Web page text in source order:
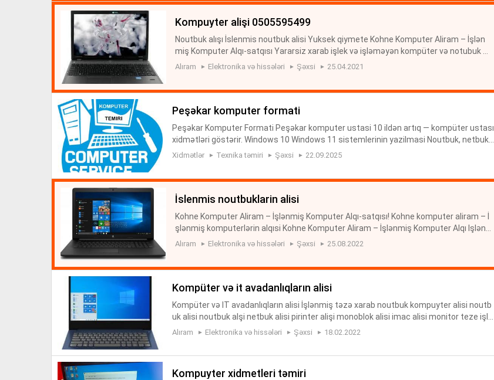
kompuyter alişi 0505595499
Noutbuk alışı İslenmis noutbuk alisi Yuksek qiymete Kohne Komputer Aliram – İşlən
miş Komputer Alqı-satqısı Yararsiz xarab işlek və işləməyən kompüter və notubuk m
onitor imac aliş noutbuklar alisi Azərbaycanda: Notbuk Alışı Noutbuk-Komputer Kohn
Alıram Elektronika və hissələri Şəxsi 25.04.2021
peşəkar komputer formati
Peşəkar Komputer Formati Peşəkar komputer ustasi 10 ildən artıq — kompüter ustası
xidmətləri göstərir. Windows 10 Windows 11 sistemlerinin yazilmasi Noutbuk, netbuk,
monoblok və personal kompüterləri format edirəm. Komputer formatı. Printerlerin ve
Xidmətlər Texnika təmiri Şəxsi 22.09.2025
i̇slenmis noutbuklarin alisi
Kohne Komputer Aliram – İşlənmiş Komputer Alqı-satqısı! Kohne komputer aliram – İ
şlənmiş komputerlərin alqısi Kohne Komputer Aliram – İşlənmiş Komputer Alqı Işlən
miş Notebook Və Kompüterlər Alıram İşlənmiş kompüter, noutbuk və printerlərin alışı
Alıram Elektronika və hissələri Şəxsi 25.08.2022
kompüter və it avadanlıqların alisi
Kompüter və IT avadanlıqların alisi İşlənmiş təzə xarab noutbuk kompuyter alisi noutb
uk alisi noutbuk alşi netbuk alisi pirinter alişi monoblok alisi imac alisi monitor teze işlə
nmiş alişi proyektor alişi islenmiş kompuyter alişi islenmis sistemblok ...
Alıram Elektronika və hissələri Şəxsi 18.02.2022
kompuyter xidmetleri təmiri